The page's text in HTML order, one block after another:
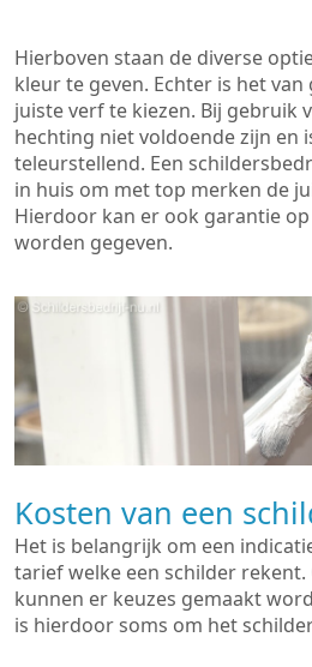
Hierboven staan de diverse
kleur te geven. Echter is het
juiste verf te kiezen. Bij gebruik
hechting niet voldoende zijn en
teleurstellend. Een
in huis om met top merken de
Hierdoor kan er ook garantie
worden gegeven.
Kosten van een
Het is belangrijk om een
tarief welke een schilder rekent.
kunnen er keuzes gemaakt
is hierdoor soms om het